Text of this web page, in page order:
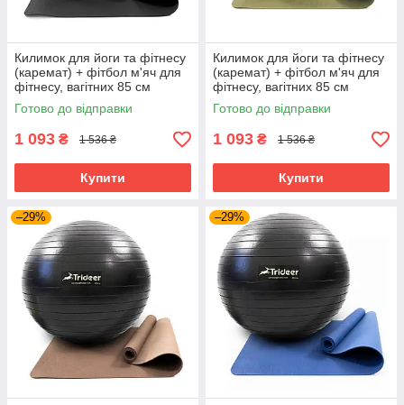
Килимок для йоги та фітнесу
(каремат) + фітбол м'яч для
фітнесу, вагітних 85 см
OSPORT Set 93 (n-0123)
Чорно-чорний
Готово до відправки
1 093 ₴ 1 536 ₴
Купити
Килимок для йоги та фітнесу
(каремат) + фітбол м'яч для
фітнесу, вагітних 85 см
OSPORT Set 93 (n-0123)
Хакі-чорний
Готово до відправки
1 093 ₴ 1 536 ₴
Купити
–29% –29%